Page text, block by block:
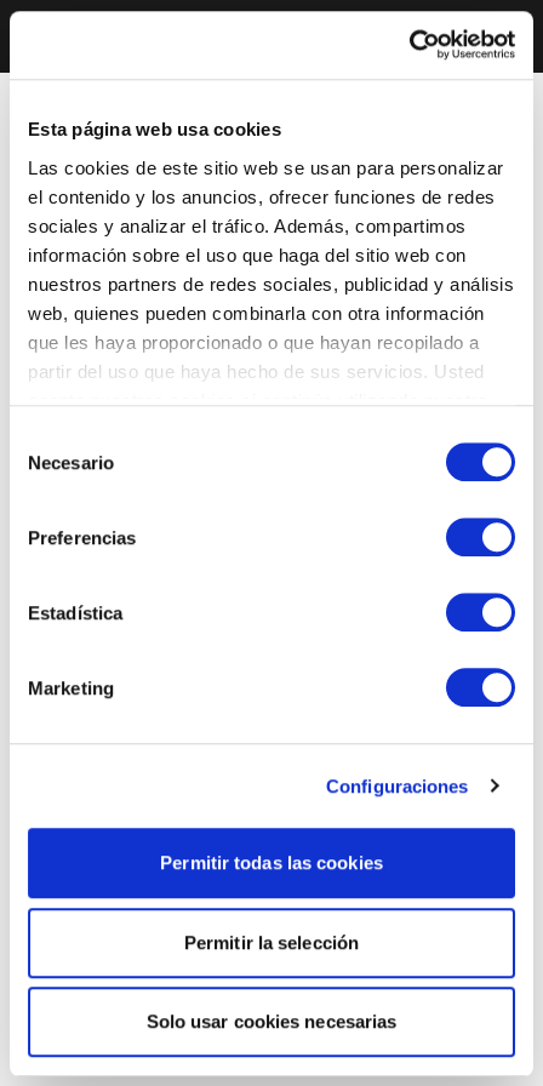
Esta página web usa cookies
Las cookies de este sitio web se usan para personalizar
el contenido y los anuncios, ofrecer funciones de redes
sociales y analizar el tráfico. Además, compartimos
información sobre el uso que haga del sitio web con
nuestros partners de redes sociales, publicidad y análisis
web, quienes pueden combinarla con otra información
que les haya proporcionado o que hayan recopilado a
partir del uso que haya hecho de sus servicios. Usted
Necesario
Preferencias
Estadística
Marketing
Configuraciones
Permitir todas las cookies
Permitir la selección
Solo usar cookies necesarias